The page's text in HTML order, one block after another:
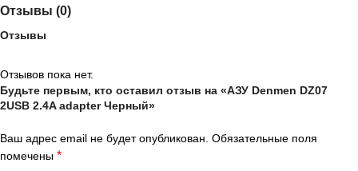
Отзывы (0)
Отзывы
Отзывов пока нет.
Будьте первым, кто оставил отзыв на «АЗУ Denmen DZ07
2USB 2.4A adapter Черный»
Ваш адрес email не будет опубликован. Обязательные поля
помечены *